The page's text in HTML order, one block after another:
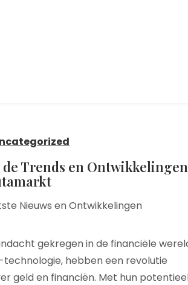
Trends en Ontwikkelingen
Nieuws en Ontwikkelingen
gekregen in de financiële
hebben een revolutie
geld en financiën. Met hun